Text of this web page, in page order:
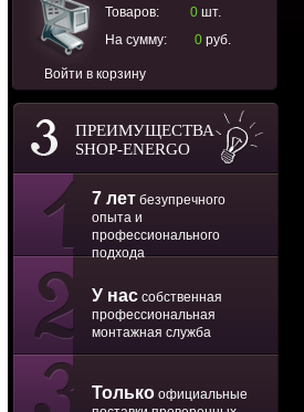
Товаров: 0 шт.
На сумму:
0 руб.
Войти в корзину
ПРЕИМУЩЕСТВА
SHOP-ENERGO
7 лет безупречного
опыта и
профессионального
подхода
У нас собственная
профессиональная
монтажная служба
Только официальные